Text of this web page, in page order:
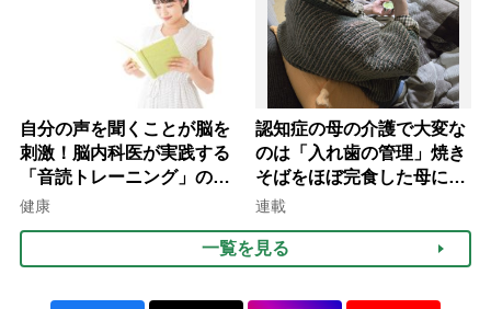
自分の声を聞くことが脳を
刺激！脳内科医が実践する
「音読トレーニング」の極
意
健康
認知症の母の介護で大変な
のは「入れ歯の管理」焼き
そばをほぼ完食した母に息
子が血の気が引いた理由
連載
一覧を見る